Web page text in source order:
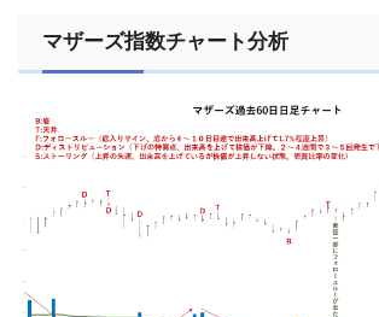
マザーズ指数チャート分析